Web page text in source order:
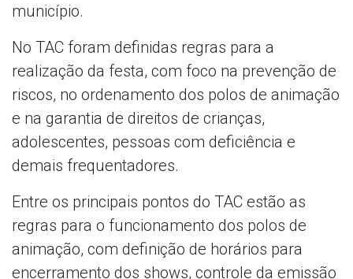
município.
No TAC foram definidas regras para a
realização da festa, com foco na prevenção de
riscos, no ordenamento dos polos de animação
e na garantia de direitos de crianças,
adolescentes, pessoas com deficiência e
demais frequentadores.
Entre os principais pontos do TAC estão as
regras para o funcionamento dos polos de
animação, com definição de horários para
encerramento dos shows, controle da emissão